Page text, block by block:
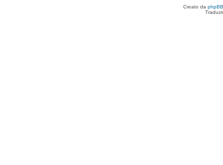
Creato da phpBB